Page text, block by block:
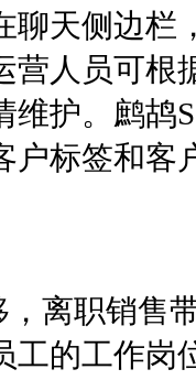
聊天侧边栏
营人员可根
维护。鹧鸪
户标签和客
离职销售
工的工作岗